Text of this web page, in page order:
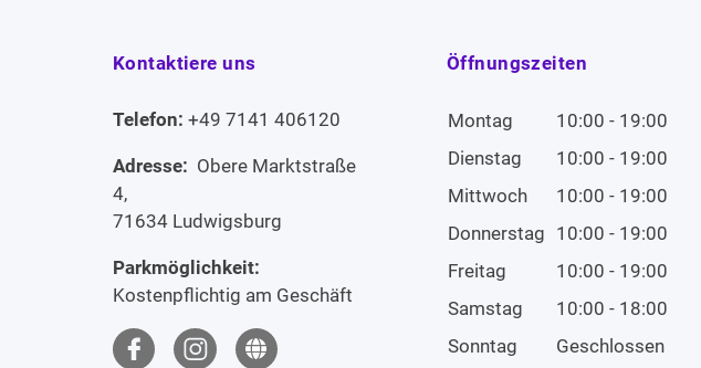
Kontaktiere uns
Telefon: +49 7141 406120
Adresse: Obere Marktstraße
4,
71634 Ludwigsburg
Parkmöglichkeit:
Kostenpflichtig am Geschäft
Öffnungszeiten
Montag
10:00 - 19:00
Dienstag
10:00 - 19:00
Mittwoch
10:00 - 19:00
Donnerstag 10:00 - 19:00
Freitag
10:00 - 19:00
Samstag
10:00 - 18:00
Sonntag
Geschlossen